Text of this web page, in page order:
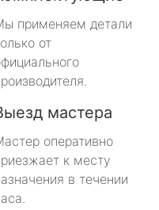
применяем детали
от
мастера
оперативно
к месту
в течении